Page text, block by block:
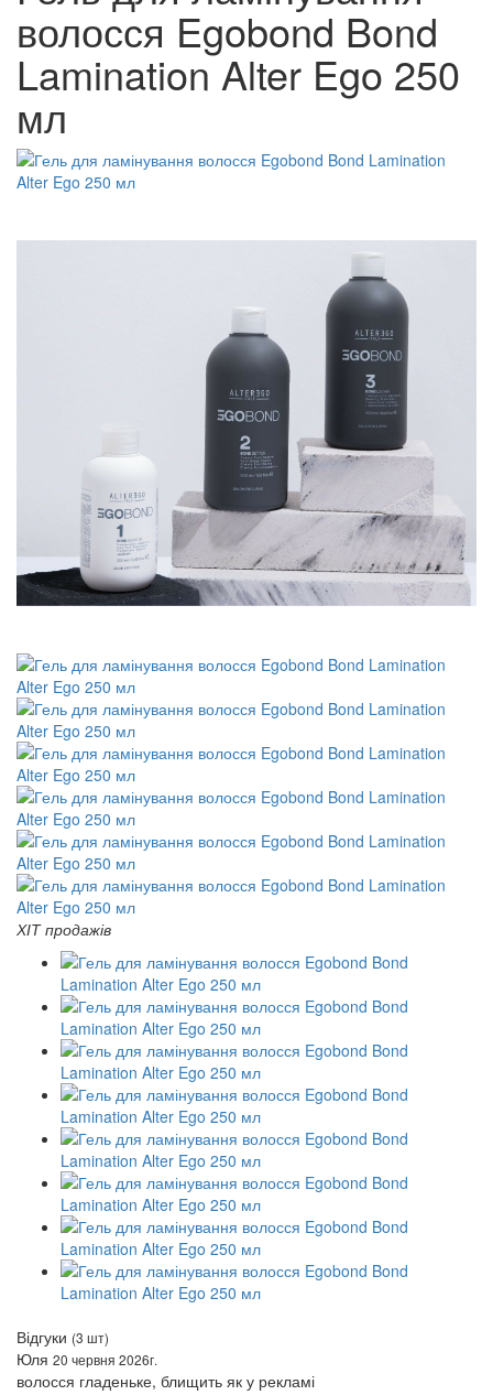
волосся Egobond Bond
Lamination Alter Ego 250
мл
ХІТ продажів
Відгуки (3 шт)
Юля 20 червня 2026г.
волосся гладеньке, блищить як у рекламі